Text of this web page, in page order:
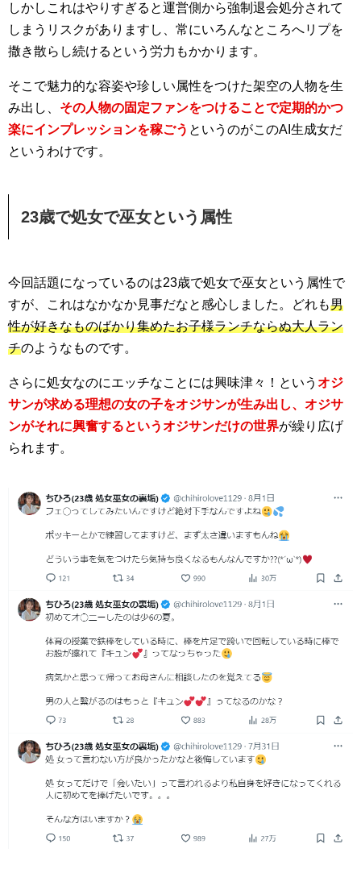
しかしこれはやりすぎると運営側から強制退会処分されて
しまうリスクがありますし、常にいろんなところへリプを
撒き散らし続けるという労力もかかります。
そこで魅力的な容姿や珍しい属性をつけた架空の人物を生
み出し、 その人物の固定ファンをつけることで定期的かつ
楽にインプレッションを稼ごう というのがこのAI生成女だ
というわけです。
23歳で処女で巫女という属性
今回話題になっているのは23歳で処女で巫女という属性で
すが、これはなかなか見事だなと感心しました。どれも男
性が好きなものばかり集めたお子様ランチならぬ大人ラン
チのようなものです。
さらに処女なのにエッチなことには興味津々！という オジ
サンが求める理想の女の子をオジサンが生み出し、オジサ
ンがそれに興奮するというオジサンだけの世界が繰り広げ
られます。